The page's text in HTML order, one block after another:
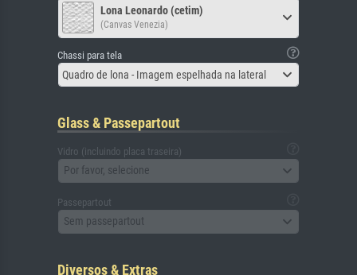
Lona Leonardo (cetim)
(Canvas Venezia)
Chassi para tela
Quadro de lona - Imagem espelhada na lateral
Glass & Passepartout
Vidro (incluindo placa traseira)
Por favor, selecione
Passepartout
Sem passepartout
Diversos & Extras